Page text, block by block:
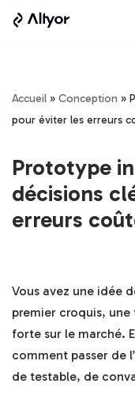
Accueil » Conception »
pour éviter les erreurs
Prototype
décisions
erreurs
Vous avez une idée
premier croquis,
forte sur le marché.
comment passer de
de testable, de